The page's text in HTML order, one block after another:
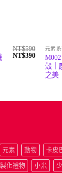
NT$590
原
NT$390目
格：
元素系
殼｜
之美
元素 動物 卡皮
化禮物 小米